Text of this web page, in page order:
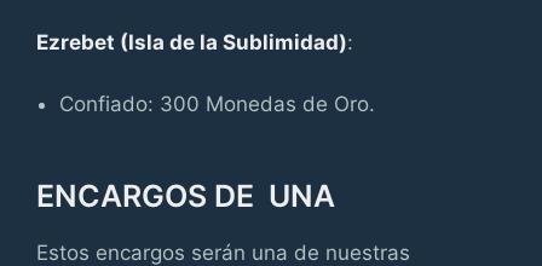
Ezrebet (Isla de la Sublimidad):
Confiado: 300 Monedas de Oro.
ENCARGOS DE UNA
Estos encargos serán una de nuestras